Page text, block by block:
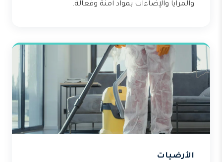
والمرايا والإضاءات بمواد آمنة وفعالة.
الأرضيات